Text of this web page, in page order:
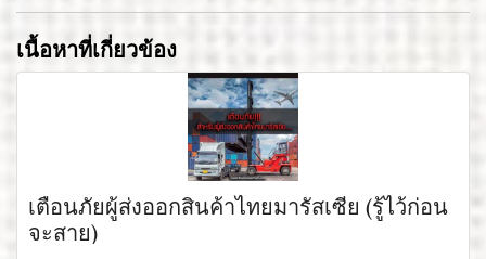
เนื้อหาที่เกี่ยวข้อง
เตือนภัยผู้ส่งออกสินค้าไทยมารัสเซีย (รู้ไว้ก่อน
จะสาย)